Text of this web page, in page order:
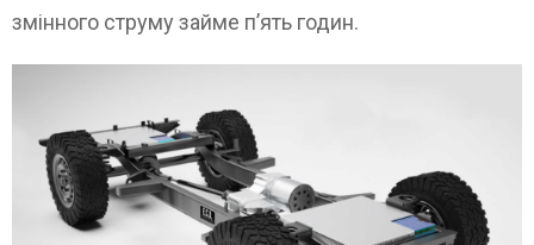
змінного струму займе п’ять годин.